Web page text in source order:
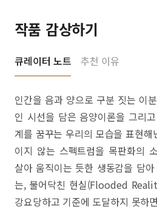
작품 감상하기
큐레이터 노트 추천 이유
인간을 음과 양으로 구분 짓는 이
인 시선을 담은 음양이론을 그리
계를 꿈꾸는 우리의 모습을 표현
이지 않는 스펙트럼을 목판화의
살아 움직이는 듯한 생동감을 담
는, 불어닥친 현실(Flooded
강요당하고 기준에 도달하지 못하